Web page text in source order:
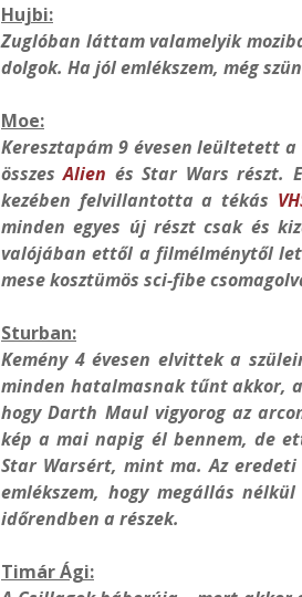
Hujbi:
Zuglóban láttam valamelyik
dolgok. Ha jól emlékszem, még
Moe:
Keresztapám 9 évesen leültetett a
összesAlien és Star Wars részt.
kezében felvillantotta a tékás
minden egyes új részt csak és
valójában ettől a filmélménytől
mese kosztümös sci-fibe
Sturban:
Kemény 4 évesen elvittek a
minden hatalmasnak tűnt akkor,
hogy Darth Maul vigyorog az
kép a mai napig él bennem, de
Star Warsért, mint ma. Az
emlékszem, hogy megállás
időrendben a részek.
Timár Ági: